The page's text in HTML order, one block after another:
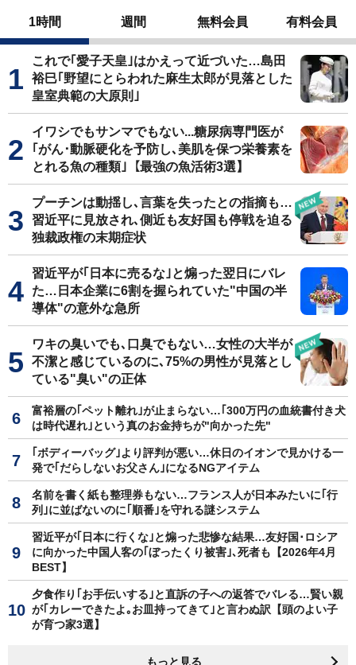
1時間 週間 無料会員 有料会員
これで｢愛子天皇｣はかえって近づいた…島田
裕巳｢野望にとらわれた麻生太郎が見落とした
皇室典範の大原則｣
イワシでもサンマでもない...糖尿病専門医が
｢がん･動脈硬化を予防し､美肌を保つ栄養素を
とれる魚の種類｣【最強の魚活術3選】
プーチンは動揺し､言葉を失ったとの指摘も…
習近平に見放され､側近も友好国も停戦を迫る
独裁政権の末期症状
習近平が｢日本に売るな｣と煽った翌日にバレ
た…日本企業に6割を握られていた"中国の半
導体"の意外な急所
ワキの臭いでも､口臭でもない…女性の大半が
不潔と感じているのに､75%の男性が見落とし
ている"臭い"の正体
富裕層の｢ペット離れ｣が止まらない…｢300万円の血統書付き犬
は時代遅れ｣という真のお金持ちが"向かった先"
｢ボディーバッグ｣より評判が悪い…休日のイオンで見かける一
発で｢だらしないお父さん｣になるNGアイテム
名前を書く紙も整理券もない…フランス人が日本みたいに｢行
列｣に並ばないのに｢順番｣を守れる謎システム
習近平が｢日本に行くな｣と煽った悲惨な結果…友好国･ロシア
に向かった中国人客の｢ぼったくり被害｣､死者も【2026年4月
BEST】
夕食作り｢お手伝いする｣と直訴の子への返答でバレる…賢い親
が｢カレーできたよ｡お皿持ってきて｣と言わぬ訳【頭のよい子
が育つ家3選】
もっと見る